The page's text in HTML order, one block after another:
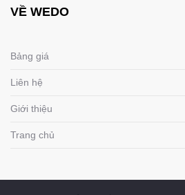
VỀ WEDO
Bảng giá
Liên hệ
Giới thiệu
Trang chủ